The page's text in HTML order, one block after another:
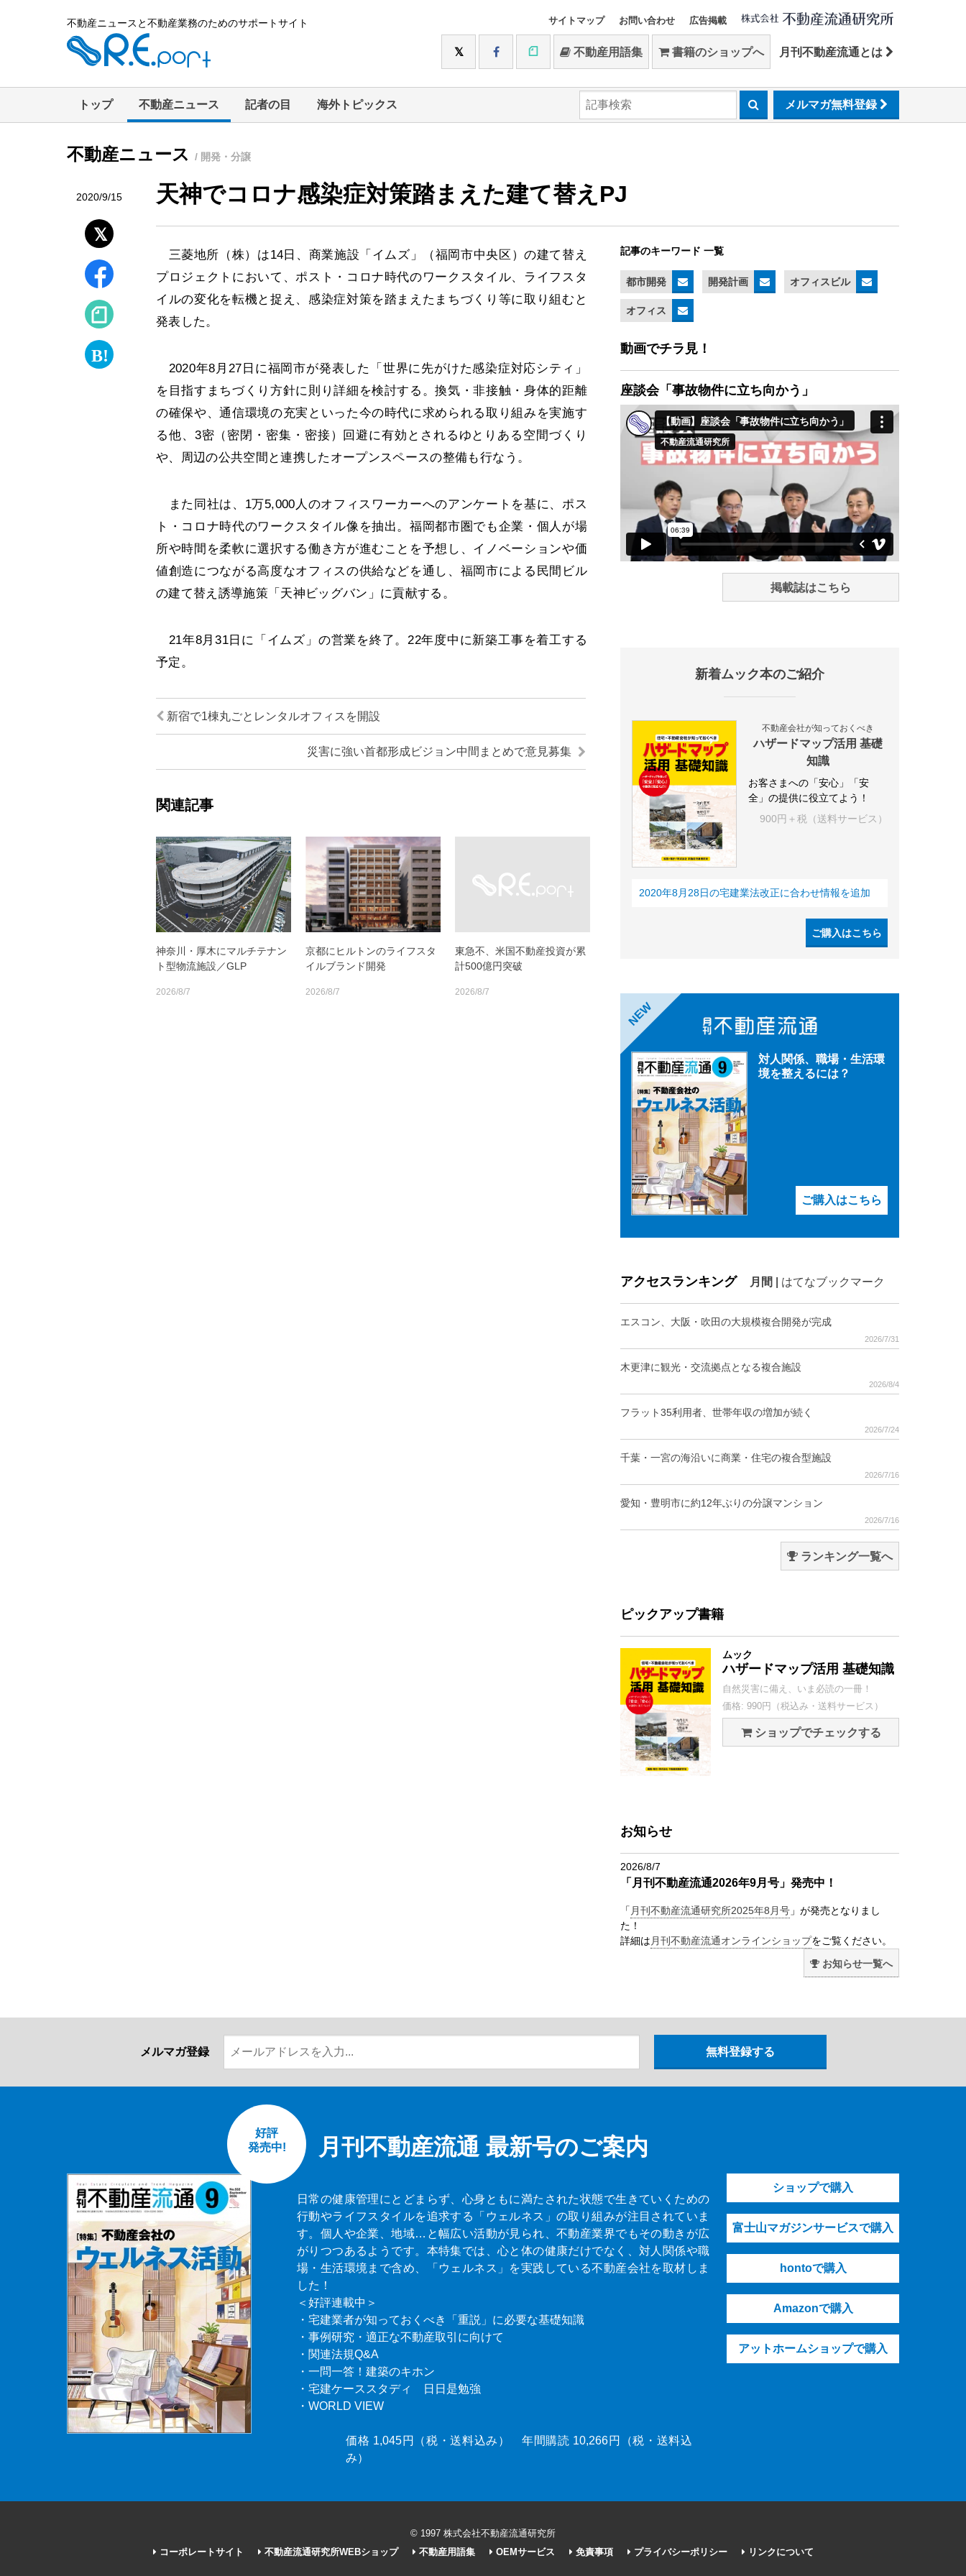
不動産ニュースと不動産業務のためのサポートサイト サイトマップ お問い合わせ 広告掲載
不動産用語集 書籍のショップへ 月刊不動産流通とは
トップ 不動産ニュース 記者の目 海外トピックス メルマガ無料登録
不動産ニュース / 開発・分譲
2020/9/15 天神でコロナ感染症対策踏まえた建て替えPJ
三菱地所（株）は14日、商業施設「イムズ」（福岡市中央区）の建て替え
プロジェクトにおいて、ポスト・コロナ時代のワークスタイル、ライフスタ
イルの変化を転機と捉え、感染症対策を踏まえたまちづくり等に取り組むと
発表した。
2020年8月27日に福岡市が発表した「世界に先がけた感染症対応シティ」
を目指すまちづくり方針に則り詳細を検討する。換気・非接触・身体的距離
の確保や、通信環境の充実といった今の時代に求められる取り組みを実施す
る他、3密（密閉・密集・密接）回避に有効とされるゆとりある空間づくり
や、周辺の公共空間と連携したオープンスペースの整備も行なう。
また同社は、1万5,000人のオフィスワーカーへのアンケートを基に、ポス
ト・コロナ時代のワークスタイル像を抽出。福岡都市圏でも企業・個人が場
所や時間を柔軟に選択する働き方が進むことを予想し、イノベーションや価
値創造につながる高度なオフィスの供給などを通し、福岡市による民間ビル
の建て替え誘導施策「天神ビッグバン」に貢献する。
21年8月31日に「イムズ」の営業を終了。22年度中に新築工事を着工する
予定。
新宿で1棟丸ごとレンタルオフィスを開設
災害に強い首都形成ビジョン中間まとめで意見募集
関連記事
神奈川・厚木にマルチテナン
ト型物流施設／GLP
2026/8/7
京都にヒルトンのライフスタ
イルブランド開発
2026/8/7
東急不、米国不動産投資が累
計500億円突破
2026/8/7
記事のキーワード 一覧
都市開発 開発計画 オフィスビル
オフィス
動画でチラ見！
座談会「事故物件に立ち向かう」
掲載誌はこちら
新着ムック本のご紹介
不動産会社が知っておくべき
ハザードマップ活用 基礎
知識
お客さまへの「安心」「安
全」の提供に役立てよう！
900円＋税（送料サービス）
2020年8月28日の宅建業法改正に合わせ情報を追加
ご購入はこちら
NEW
対人関係、職場・生活環
境を整えるには？
ご購入はこちら
アクセスランキング 月間 はてなブックマーク
エスコン、大阪・吹田の大規模複合開発が完成
2026/7/31
木更津に観光・交流拠点となる複合施設
2026/8/4
フラット35利用者、世帯年収の増加が続く
2026/7/24
千葉・一宮の海沿いに商業・住宅の複合型施設
2026/7/16
愛知・豊明市に約12年ぶりの分譲マンション
2026/7/16
ランキング一覧へ
ピックアップ書籍
ムック
ハザードマップ活用 基礎知識
自然災害に備え、いま必読の一冊！
価格: 990円（税込み・送料サービス）
ショップでチェックする
お知らせ
2026/8/7
「月刊不動産流通2026年9月号」発売中！
「 月刊不動産流通研究所2025年8月号 」が発売となりまし
た！
詳細は 月刊不動産流通オンラインショップをご覧ください。
お知らせ一覧へ
メルマガ登録
月刊不動産流通 最新号のご案内
好評
発売中!
日常の健康管理にとどまらず、心身ともに満たされた状態で生きていくための
行動やライフスタイルを追求する「ウェルネス」の取り組みが注目されていま
す。個人や企業、地域…と幅広い活動が見られ、不動産業界でもその動きが広
がりつつあるようです。本特集では、心と体の健康だけでなく、対人関係や職
場・生活環境まで含め、「ウェルネス」を実践している不動産会社を取材しま
した！
＜好評連載中＞
・宅建業者が知っておくべき「重説」に必要な基礎知識
・事例研究・適正な不動産取引に向けて
・関連法規Q&A
・一問一答！建築のキホン
・宅建ケーススタディ 日日是勉強
・WORLD VIEW
価格 1,045円（税・送料込み） 年間購読 10,266円（税・送料込
み）
ショップで購入
富士山マガジンサービスで購入
hontoで購入
Amazonで購入
アットホームショップで購入
© 1997 株式会社不動産流通研究所
コーポレートサイト
不動産流通研究所WEBショップ 不動産用語集 OEMサービス 免責事項 プライバシーポリシー リンクについて